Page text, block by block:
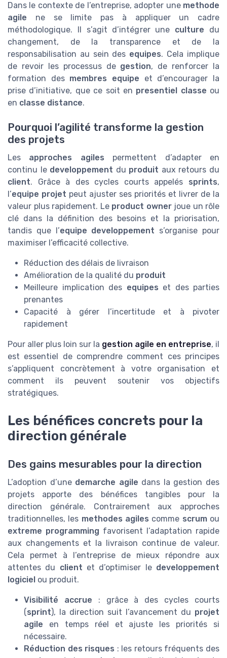
Dans le contexte de l’entreprise, adopter une methode
agile ne se limite pas à appliquer un cadre
méthodologique. Il s’agit d’intégrer une culture du
changement, de la transparence et de la
responsabilisation au sein des equipes. Cela implique
de revoir les processus de gestion, de renforcer la
formation des membres equipe et d’encourager la
prise d’initiative, que ce soit en presentiel classe ou
en classe distance.
Pourquoi l’agilité transforme la gestion
des projets
Les approches agiles permettent d’adapter en
continu le developpement du produit aux retours du
client. Grâce à des cycles courts appelés sprints,
l’equipe projet peut ajuster ses priorités et livrer de la
valeur plus rapidement. Le product ownerjoue un rôle
clé dans la définition des besoins et la priorisation,
tandis que l’equipe developpement s’organise pour
maximiser l’efficacité collective.
Réduction des délais de livraison
Amélioration de la qualité du produit
Meilleure implication des equipes et des parties
prenantes
Capacité à gérer l’incertitude et à pivoter
rapidement
Pour aller plus loin sur la gestion agile en entreprise, il
est essentiel de comprendre comment ces principes
s’appliquent concrètement à votre organisation et
comment ils peuvent soutenir vos objectifs
stratégiques.
Les bénéfices concrets pour la
direction générale
Des gains mesurables pour la direction
L’adoption d’une demarche agile dans la gestion des
projets apporte des bénéfices tangibles pour la
direction générale. Contrairement aux approches
traditionnelles, les methodes agiles comme scrumou
extreme programming favorisent l’adaptation rapide
aux changements et la livraison continue de valeur.
Cela permet à l’entreprise de mieux répondre aux
attentes du client et d’optimiser le developpement
logiciel ou produit.
Visibilité accrue : grâce à des cycles courts
(sprint), la direction suit l’avancement du projet
agile en temps réel et ajuste les priorités si
nécessaire.
Réduction des risques : les retours fréquents des